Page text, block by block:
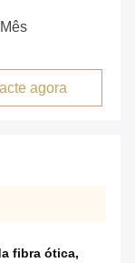
agora
fibra ótica,